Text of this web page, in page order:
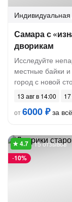
Индивидуальная
Самара с
дворикам
Исследуйте
местные байки
город с новой
13 авг в 14:00
от6000 ₽за
-10%
15 отзывов